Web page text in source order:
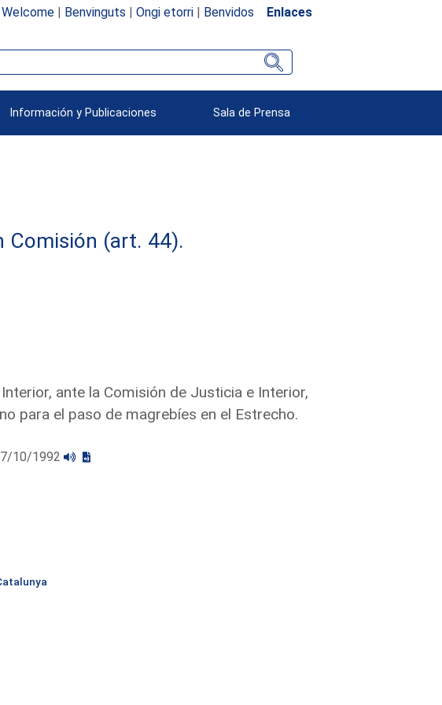
Welcome| Benvinguts | Ongi etorri| Benvidos Enlaces
Información y Publicaciones Sala de Prensa
Comisión (art. 44).
ante la Comisión de Justicia e Interior,
para el paso de magrebíes en el Estrecho.
10/1992